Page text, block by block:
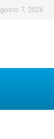
7, 2026